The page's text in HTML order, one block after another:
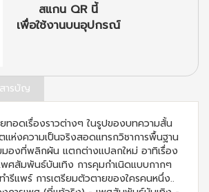
สแกน QR นี้
เพื่อใช้งานบนอุปกรณ์
สารบัญ
ทอดเรื่องราวต่างๆ ในรูปของบทความสั้น
แห่งความเป็นจริงสอดแทรกวิชาการพื้นฐาน
องที่พลิกผัน แตกต่างแปลกใหม่ อาทิเรื่อง
พศสัมพันธ์บันเทิง การคุมกำเนิดแบบกากๆ
รีแพร์ การเตรียมตัวตายของใครคนหนึ่ง..